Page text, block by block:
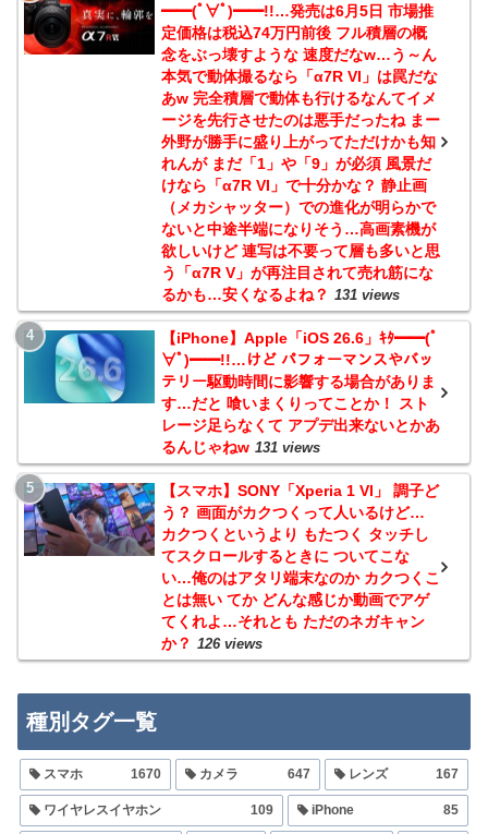
━━(ﾟ∀ﾟ)━━!!…発売は6月5日 市場推
定価格は税込74万円前後 フル積層の概
念をぶっ壊すような 速度だなw…う～ん
本気で動体撮るなら「α7R VI」は罠だな
あw 完全積層で動体も行けるなんてイメ
ージを先行させたのは悪手だったね まー
外野が勝手に盛り上がってただけかも知
れんが まだ「1」や「9」が必須 風景だ
けなら「α7R VI」で十分かな？ 静止画
（メカシャッター）での進化が明らかで
ないと中途半端になりそう…高画素機が
欲しいけど 連写は不要って層も多いと思
う「α7R V」が再注目されて売れ筋にな
るかも…安くなるよね？ 131 views
【iPhone】Apple「iOS 26.6」ｷﾀ━━(ﾟ
∀ﾟ)━━!!…けど パフォーマンスやバッ
テリー駆動時間に影響する場合がありま
す…だと 喰いまくりってことか！ スト
レージ足らなくて アプデ出来ないとかあ
るんじゃねw 131 views
【スマホ】SONY「Xperia 1 VI」 調子ど
う？ 画面がカクつくって人いるけど…
カクつくというより もたつく タッチし
てスクロールするときに ついてこな
い…俺のはアタリ端末なのか カクつくこ
とは無い てか どんな感じか動画でアゲ
てくれよ…それとも ただのネガキャン
か？ 126 views
種別タグ一覧
スマホ 1670 カメラ 647 レンズ 167
ワイヤレスイヤホン 109 iPhone 85